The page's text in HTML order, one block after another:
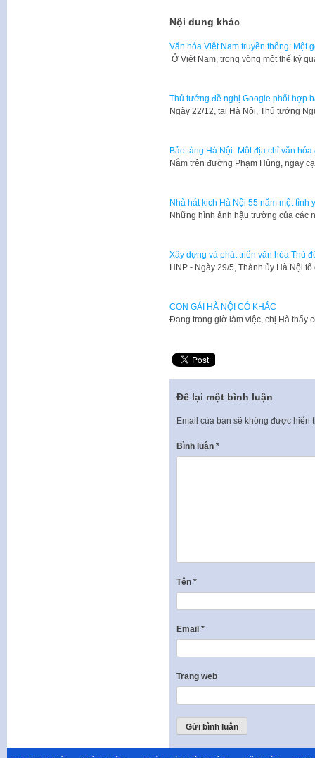
Nội dung khác
Văn hóa Việt Nam truyền thống: Một
Ở Việt Nam, trong vòng một thế kỷ
Thủ tướng đề nghị Google phối hợp
Ngày 22/12, tại Hà Nội, Thủ tướng
Bảo tàng Hà Nội- Một địa chỉ văn
Nằm trên đường Phạm Hùng, ngay
Nhà hát kịch Hà Nội 55 năm một tình
Những hình ảnh hậu trường của các
Xây dựng và phát triển văn hóa Thủ
​HNP - Ngày 29/5, Thành ủy Hà Nội
CON GÁI HÀ NỘI CÓ KHÁC
​Đang trong giờ làm việc, chị Hà thấy
Để lại một bình luận
Email của bạn sẽ không được hiển
Bình luận *
Tên *
Email *
Trang web